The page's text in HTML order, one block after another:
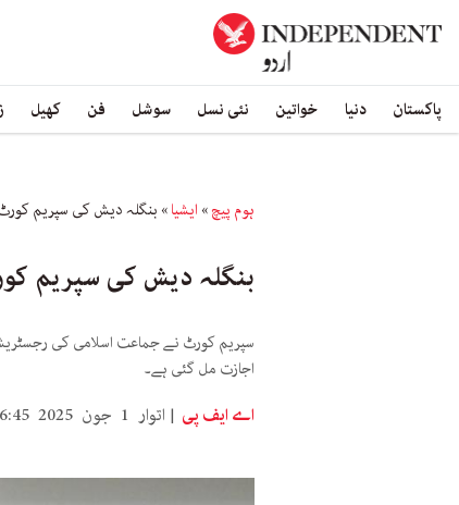
پاکستان دنیا خواتین نئی نسل سوشل فن کھیل
ہوم پیچ» ایشیا» بنگلہ دیش کی سپریم
بنگلہ دیش کی سپریم
سپریم کورٹ نے جماعت اسلامی کی
اجازت مل گئی ہے۔
اے ایف پی اتوار 1 جون 2025 16:45